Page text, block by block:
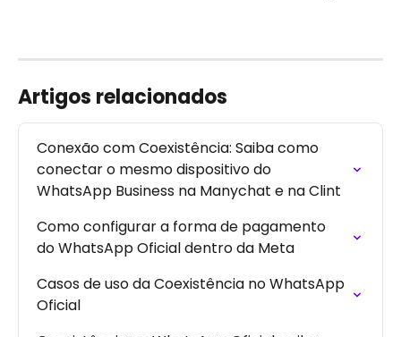
Artigos relacionados
Conexão com Coexistência: Saiba como
conectar o mesmo dispositivo do
WhatsApp Business na Manychat e na Clint
Como configurar a forma de pagamento
do WhatsApp Oficial dentro da Meta
Casos de uso da Coexistência no WhatsApp
Oficial